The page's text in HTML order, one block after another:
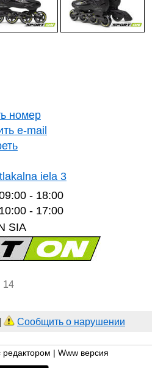
номер
e-mail
iela 3
- 18:00
10:00 - 17:00
SIA
14
Сообщить о нарушении
редактором Www версия